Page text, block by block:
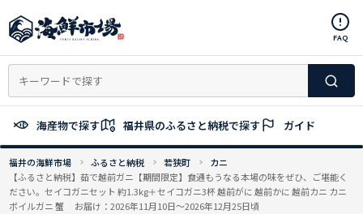
ン
ン
へ
ッ
FAQ
海産物で探す 福井県のふるさと納税で探す ガイド
福井の海鮮市場 ふるさと納税 若狭町
カニ
【ふるさと納税】茹で越前ガニ【期間限定】食通もうなる本場の味をぜひ、ご堪能く
ださい。セイコガニセット 約1.3kg＋セイコガニ3杯 越前がに 越前かに 越前カニ カニ
ボイルガニ 蟹 お届け：2026年11月10日～2026年12月25日頃